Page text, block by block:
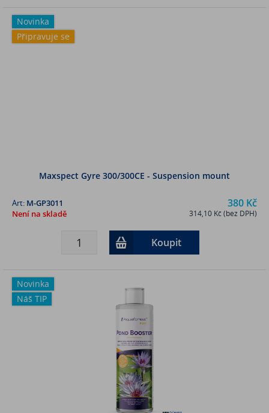
Novinka
Připravuje se
Maxspect Gyre 300/300CE - Suspension mount
380 Kč
314,10 Kč (bez DPH)
Art: M-GP3011
Není na skladě
Koupit
Novinka
Náš TIP